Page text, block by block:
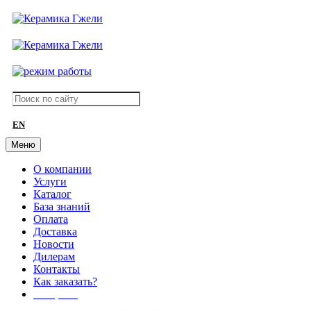
EN
Меню
О компании
Услуги
Каталог
База знаний
Оплата
Доставка
Новости
Дилерам
Контакты
Как заказать?